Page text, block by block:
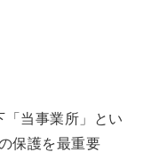
「当事業所」とい
保護を最重要